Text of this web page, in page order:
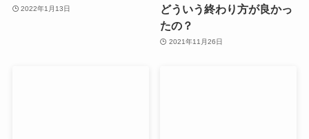
2022年1月13日
どういう終わり方が良かっ
たの？
2021年11月26日